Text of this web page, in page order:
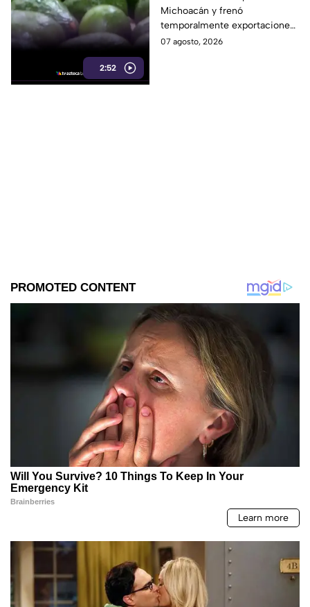
2:52
temporalmente
exportaciones
Michoacán y frenó
temporalmente exportaciones
de aguacate ante la
07 agosto, 2026